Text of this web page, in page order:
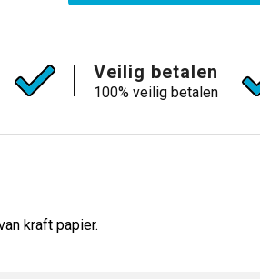
Veilig betalen
100% veilig betalen
kraft papier.